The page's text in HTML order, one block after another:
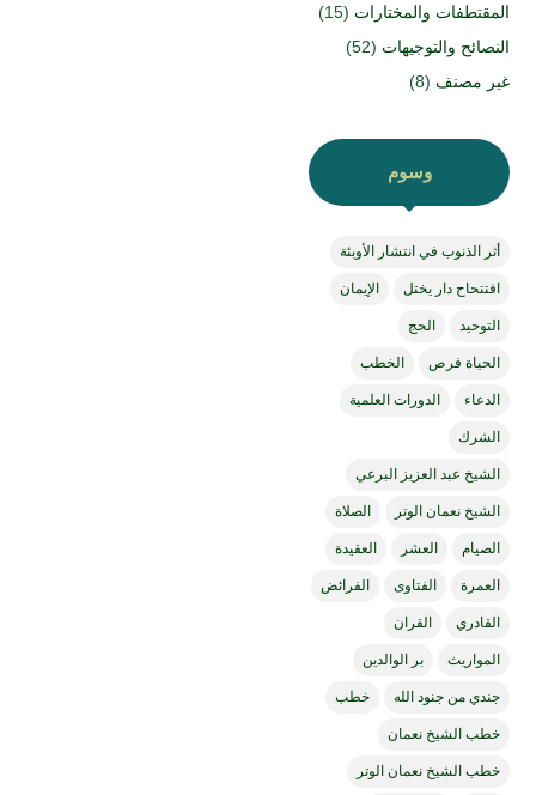
المقتطفات والمختارات (15)
النصائح والتوجيهات (52)
غير مصنف (8)
وسوم
أثر الذنوب في انتشار الأوبئة
افتتحاح دار يختل الإيمان
التوحيد الحج
الحياة فرص الخطب
الدعاء الدورات العلمية
الشرك
الشيخ عبد العزيز البرعي
الشيخ نعمان الوتر الصلاة
الصيام العشر العقيدة
العمرة الفتاوى الفرائض
القادري القران
المواريث بر الوالدين
جندي من جنود الله خطب
خطب الشيخ نعمان
خطب الشيخ نعمان الوتر